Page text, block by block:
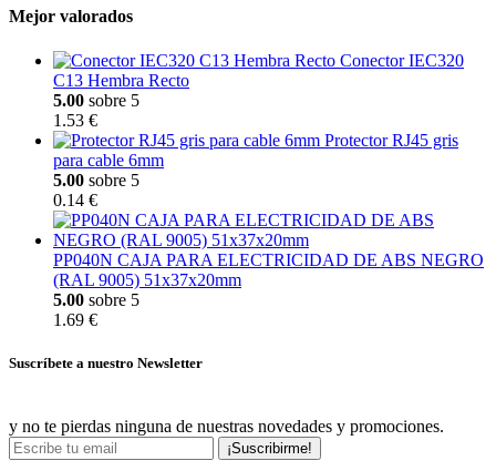
Mejor valorados
Conector IEC320
C13 Hembra Recto
5.00 sobre 5
1.53 €
Protector RJ45 gris
para cable 6mm
5.00 sobre 5
0.14 €
PP040N CAJA PARA ELECTRICIDAD DE ABS NEGRO
(RAL 9005) 51x37x20mm
5.00 sobre 5
1.69 €
Suscríbete a nuestro Newsletter
y no te pierdas ninguna de nuestras novedades y promociones.
¡Suscribirme!